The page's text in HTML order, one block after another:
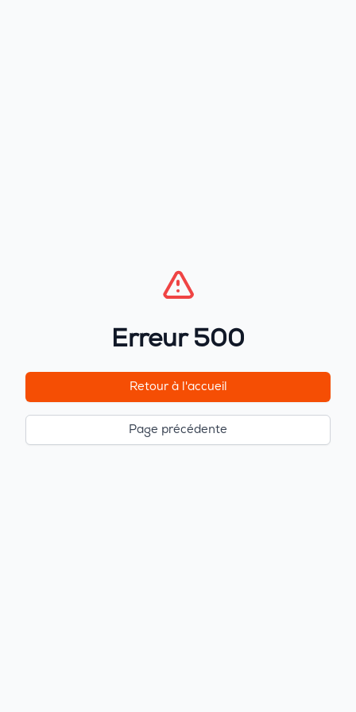
Erreur 500
Retour à l'accueil
Page précédente